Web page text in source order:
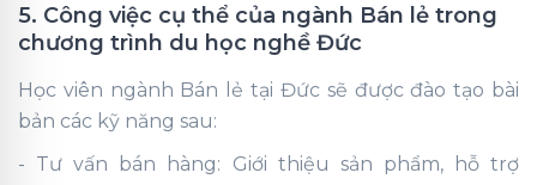
5. Công việc cụ thể của ngành Bán lẻ trong
chương trình du học nghề Đức
Học viên ngành Bán lẻ tại Đức sẽ được đào tạo bài
bản các kỹ năng sau:
- Tư vấn bán hàng: Giới thiệu sản phẩm, hỗ trợ